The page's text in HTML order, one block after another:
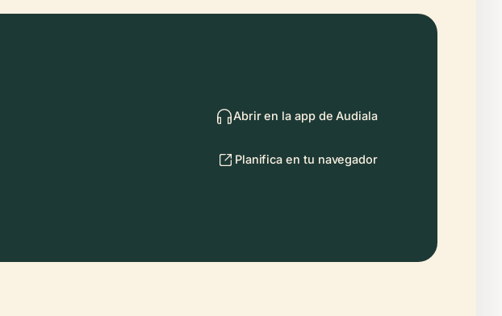
Abrir en la app de Audiala
Planifica en tu navegador